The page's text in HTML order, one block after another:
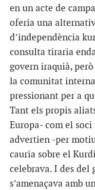
en un acte de
oferia una
d’independència
consulta tiraria
govern iraquià,
la comunitat
pressionant per a
Tant els propis
Europa- com el
advertien -per
cauria sobre el
celebrava. I des del
s’amenaçava amb